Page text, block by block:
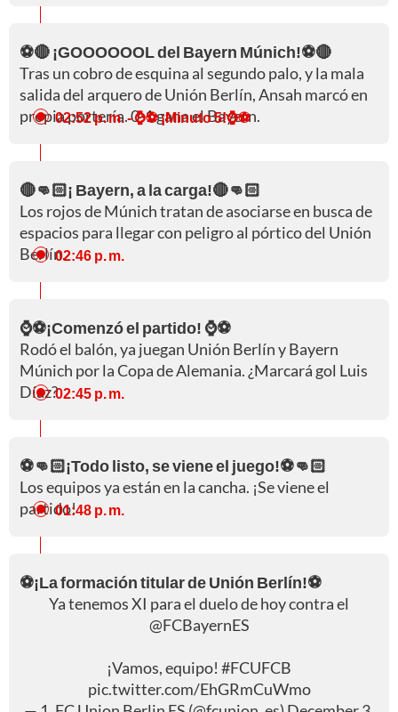
⚽🔴 ¡GOOOOOOL del Bayern Múnich!⚽🔴
Tras un cobro de esquina al segundo palo, y la mala
salida del arquero de Unión Berlín, Ansah marcó en
propia portería. 0-1 gana el Bayern.
02:52 p. m.- ⌚⚽ ¡Minuto 5!⌚⚽
🔴👊🏻¡ Bayern, a la carga!🔴👊🏻
Los rojos de Múnich tratan de asociarse en busca de
espacios para llegar con peligro al pórtico del Unión
Berlín.02:46 p. m.
⌚⚽¡Comenzó el partido! ⌚⚽
Rodó el balón, ya juegan Unión Berlín y Bayern
Múnich por la Copa de Alemania. ¿Marcará gol Luis
Díaz?02:45 p. m.
⚽👊🏻¡Todo listo, se viene el juego!⚽👊🏻
Los equipos ya están en la cancha. ¡Se viene el
partido!01:48 p. m.
⚽¡La formación titular de Unión Berlín!⚽
Ya tenemos XI para el duelo de hoy contra el
@FCBayernES
¡Vamos, equipo! #FCUFCB
pic.twitter.com/EhGRmCuWmo